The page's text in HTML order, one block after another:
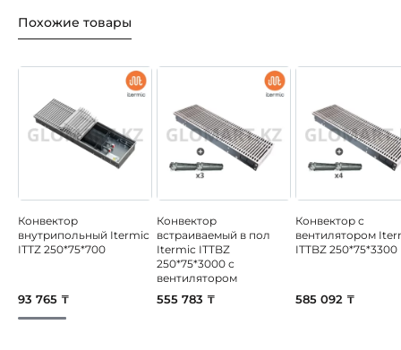
Похожие товары
Конвектор
внутрипольный Itermic
ITTZ 250*75*700
93 765 ₸
Конвектор
встраиваемый в пол
Itermic ITTBZ
250*75*3000 с
вентилятором
555 783 ₸
Конвектор с
вентилятором
ITTBZ 250*75*3300
585 092 ₸